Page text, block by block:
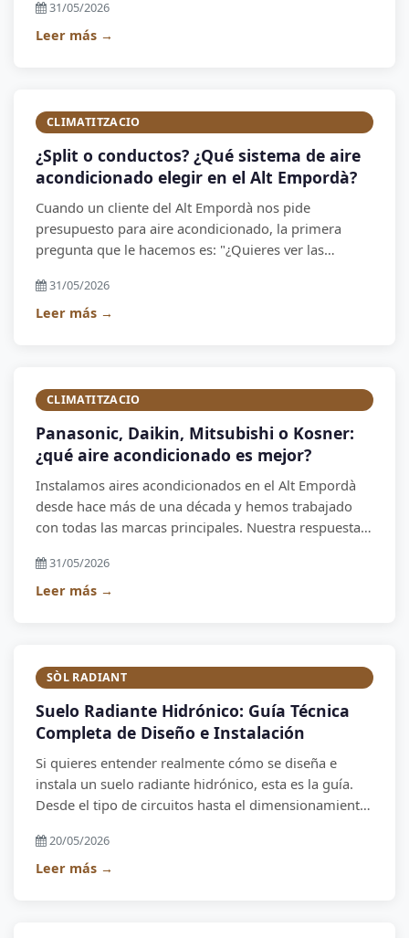
empresa instaladora local de referencia en el Alt
Empordà.
31/05/2026
Leer más →
CLIMATITZACIO
¿Split o conductos? ¿Qué sistema de aire
acondicionado elegir en el Alt Empordà?
Cuando un cliente del Alt Empordà nos pide
presupuesto para aire acondicionado, la primera
pregunta que le hacemos es: "¿Quieres ver las
respuesta define si necesita un split o un sistema por
conductos.
31/05/2026
Leer más →
CLIMATITZACIO
Panasonic, Daikin, Mitsubishi o Kosner:
¿qué aire acondicionado es mejor?
Instalamos aires acondicionados en el Alt Empordà
desde hace más de una década y hemos trabajado
con todas las marcas principales. Nuestra respuesta
Aquí te explicamos nuestro ranking actualizado.
31/05/2026
Leer más →
SÒL RADIANT
Suelo Radiante Hidrónico: Guía Técnica
Completa de Diseño e Instalación
Si quieres entender realmente cómo se diseña e
instala un suelo radiante hidrónico, esta es la guía.
Desde el tipo de circuitos hasta el dimensionamiento
por zonas. Toda la información técnica que el
instalador debe saber.
20/05/2026
Leer más →